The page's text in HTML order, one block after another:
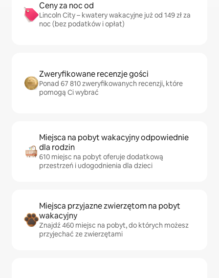
Ceny za noc od
Lincoln City – kwatery wakacyjne już od 149 zł za
noc (bez podatków i opłat)
Zweryfikowane recenzje gości
Ponad 67 810 zweryfikowanych recenzji, które
pomogą Ci wybrać
Miejsca na pobyt wakacyjny odpowiednie
dla rodzin
610 miejsc na pobyt oferuje dodatkową
przestrzeń i udogodnienia dla dzieci
Miejsca przyjazne zwierzętom na pobyt
wakacyjny
Znajdź 460 miejsc na pobyt, do których możesz
przyjechać ze zwierzętami